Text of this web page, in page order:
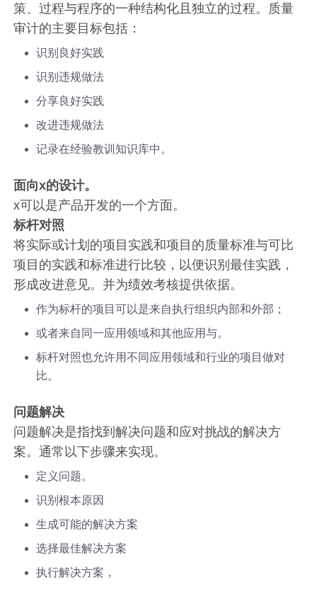
策、过程与程序的一种结构化且独立的过程。质量
审计的主要目标包括：
识别良好实践
识别违规做法
分享良好实践
改进违规做法
记录在经验教训知识库中。
面向x的设计。
x可以是产品开发的一个方面。
标杆对照
将实际或计划的项目实践和项目的质量标准与可比
项目的实践和标准进行比较，以便识别最佳实践，
形成改进意见。并为绩效考核提供依据。
作为标杆的项目可以是来自执行组织内部和外部；
或者来自同一应用领域和其他应用与。
标杆对照也允许用不同应用领域和行业的项目做对
比。
问题解决
问题解决是指找到解决问题和应对挑战的解决方
案。通常以下步骤来实现。
定义问题。
识别根本原因
生成可能的解决方案
选择最佳解决方案
执行解决方案，